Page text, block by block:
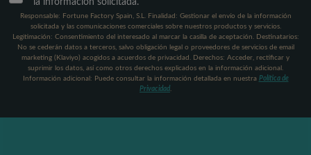
la información solicitada.
Responsable: Fortune Factory Spain, S.L. Finalidad: Gestionar el envío de la información
solicitada y las comunicaciones comerciales sobre nuestros productos y servicios.
Legitimación: Consentimiento del interesado al marcar la casilla de aceptación. Destinatarios:
No se cederán datos a terceros, salvo obligación legal o proveedores de servicios de email
marketing (Klaviyo) acogidos a acuerdos de privacidad. Derechos: Acceder, rectificar y
suprimir los datos, así como otros derechos explicados en la información adicional.
Información adicional: Puede consultar la información detallada en nuestra Política de
Privacidad.